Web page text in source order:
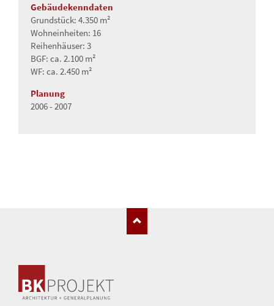
Gebäude­kenndaten
Grundstück: 4.350 m²
Wohneinheiten: 16
Reihenhäuser: 3
BGF: ca. 2.100 m²
WF: ca. 2.450 m²
Planung
2006 - 2007